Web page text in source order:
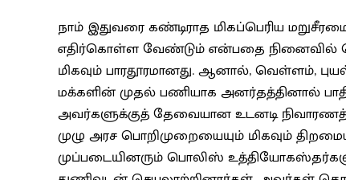
நாம் இதுவரை கண்டிராத மிகப்பெரிய
எதிர்கொள்ள வேண்டும் என்பதை நினைவில்
மிகவும் பாரதூரமானது. ஆனால், வெள்ளம்,
மக்களின் முதல் பணியாக அனர்தத்தினால்
அவர்களுக்குத் தேவையான உடனடி
முழு அரச பொறிமுறையையும் மிகவும்
முப்படையினரும் பொலிஸ்